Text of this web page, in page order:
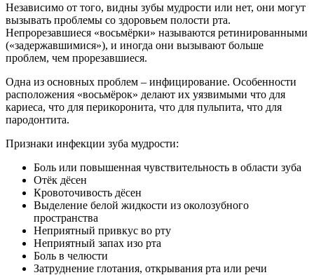
Независимо от того, видны зубы мудрости или нет, они могут
вызывать проблемы со здоровьем полости рта.
Непрорезавшиеся «восьмёрки» называются ретинированными
(«задержавшимися»), и иногда они вызывают больше
проблем, чем прорезавшиеся.
Одна из основных проблем – инфицирование. Особенности
расположения «восьмёрок» делают их уязвимыми что для
кариеса, что для перикоронита, что для пульпита, что для
пародонтита.
Признаки инфекции зуба мудрости:
Боль или повышенная чувствительность в области зуба
Отёк дёсен
Кровоточивость дёсен
Выделение белой жидкости из околозубного
пространства
Неприятный привкус во рту
Неприятный запах изо рта
Боль в челюсти
Затруднение глотания, открывания рта или речи